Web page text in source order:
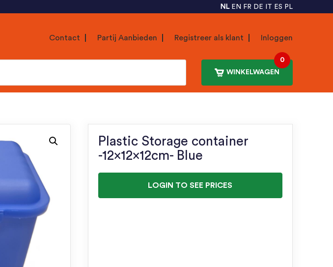
NL EN FR DE IT ES PL
Contact Partij Aanbieden Registreer als klant Inloggen
WINKELWAGEN
0
Plastic Storage container
-12x12x12cm- Blue
LOGIN TO SEE PRICES